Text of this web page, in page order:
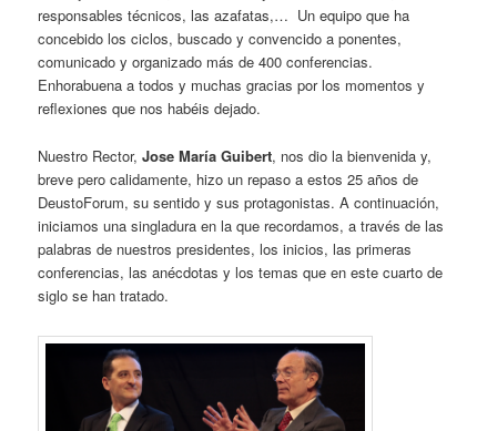
responsables técnicos, las azafatas,… Un equipo que ha
concebido los ciclos, buscado y convencido a ponentes,
comunicado y organizado más de 400 conferencias.
Enhorabuena a todos y muchas gracias por los momentos y
reflexiones que nos habéis dejado.
Nuestro Rector,Jose María Guibert, nos dio la bienvenida y,
breve pero calidamente, hizo un repaso a estos 25 años de
DeustoForum, su sentido y sus protagonistas. A continuación,
iniciamos una singladura en la que recordamos, a través de las
palabras de nuestros presidentes, los inicios, las primeras
conferencias, las anécdotas y los temas que en este cuarto de
siglo se han tratado.